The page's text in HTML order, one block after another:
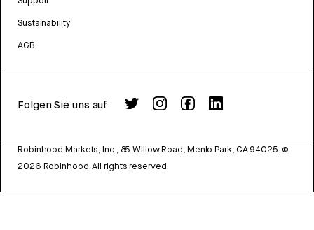
Sustainability
AGB
Folgen Sie uns auf
Robinhood Markets, Inc., 85 Willow Road, Menlo Park, CA 94025. ©
2026 Robinhood. All rights reserved.